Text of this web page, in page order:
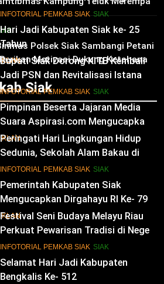
Hari Jadi Kabupaten Siak ke- 25
Tahun
IKLAN
Pimpinan Beserta Jajaran Media
Suara Aspirasi.com Mengucapkan
Selamat HUT RI Ke-79
IKLAN
Pemerintah Kabupaten Siak
Mengucapkan Dirgahayu RI Ke- 79
IKLAN
Selamat Hari Jadi Kabupaten
Bengkalis Ke- 512
Jagung Waga
Polsek Siak Sambangi Petani
Motivasi Dukung Ketahanan
Siak
dan Kesejahteraan Warga
INFOTORIAL PEMKAB SIAK SIAK
Bupati Siak Dorong KITB Kembali
Jadi PSN dan Revitalisasi Istana
Kesultanan Siak
INFOTORIAL PEMKAB SIAK SIAK
Peringati Hari Lingkungan Hidup
Sedunia, Sekolah Alam Bakau di
Siak Cetak Generasi Penjaga
Pesisir
INFOTORIAL PEMKAB SIAK SIAK
Festival Seni Budaya Melayu Riau
Perkuat Pewarisan Tradisi di Negeri
Istana
INFOTORIAL PEMKAB SIAK SIAK